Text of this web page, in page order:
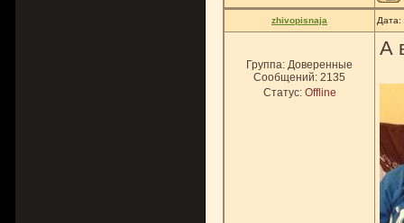
zhivopisnaja Дата:
Группа: Доверенные
Сообщений: 2135
Статус: Offline
А